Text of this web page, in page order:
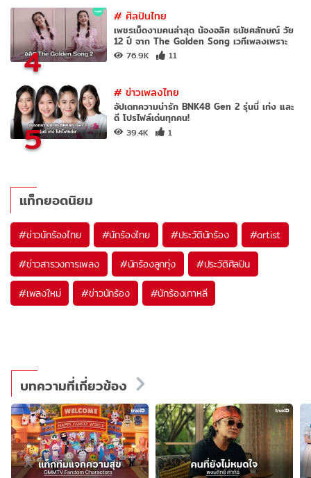
4
#ศิลปินไทย
เพชรเม็ดงามคนล่าสุด น้องอลิศ ธนัชศลักษณ์ วัย
12 ปี จาก The Golden Song เวทีเพลงเพราะ
76.9K 11
5
#ข่าวเพลงไทย
อัปเดทความน่ารัก BNK48 Gen 2 รุ่นนี้ เก่ง และ
ดี โปรไฟล์เด่นทุกคน!
39.4K 1
แท็กยอดนิยม
#ข่าวนักร้องไทย #นักร้องไทย #ประวัตินักร้อง #artist
#ข่าวสารวงการเพลง #นักร้องลูกทุ่ง #ประวัติศิลปิน
#เพลงใหม่ #ข่าวนักร้อง #นักร้องเกาหลี
บทความที่เกี่ยวข้อง